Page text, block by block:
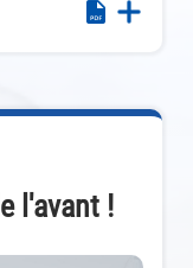
l'avant !